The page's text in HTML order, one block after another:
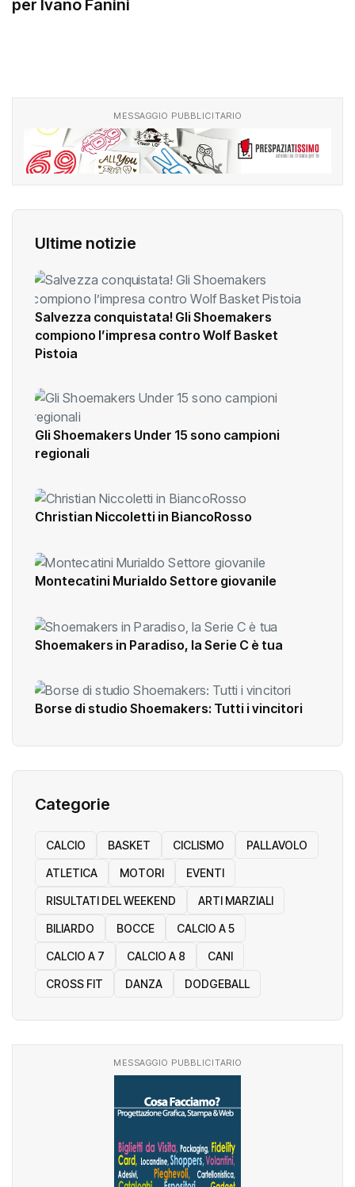
per Ivano Fanini
MESSAGGIO PUBBLICITARIO
Ultime notizie
Salvezza conquistata! Gli Shoemakers
compiono l’impresa contro Wolf Basket
Pistoia
Gli Shoemakers Under 15 sono campioni
regionali
Christian Niccoletti in BiancoRosso
Montecatini Murialdo Settore giovanile
Shoemakers in Paradiso, la Serie C è tua
Borse di studio Shoemakers: Tutti i vincitori
Categorie
CALCIO BASKET CICLISMO PALLAVOLO
ATLETICA MOTORI EVENTI
RISULTATI DEL WEEKEND ARTI MARZIALI
BILIARDO BOCCE CALCIO A 5
CALCIO A 7 CALCIO A 8 CANI
CROSS FIT DANZA DODGEBALL
MESSAGGIO PUBBLICITARIO